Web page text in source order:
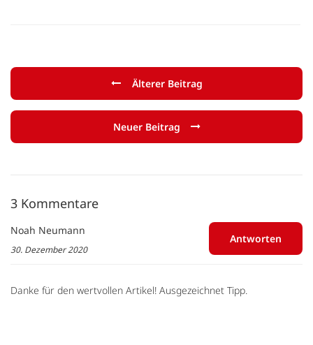
Älterer Beitrag
Neuer Beitrag
3 Kommentare
Noah Neumann
30. Dezember 2020
Danke für den wertvollen Artikel! Ausgezeichnet Tipp.
Antworten